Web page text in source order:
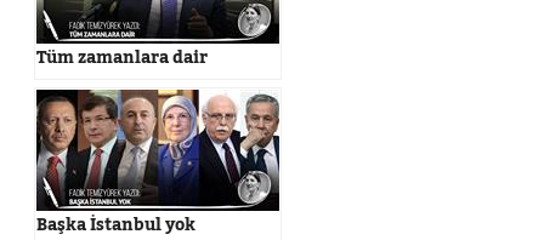
Tüm zamanlara dair
Başka İstanbul yok